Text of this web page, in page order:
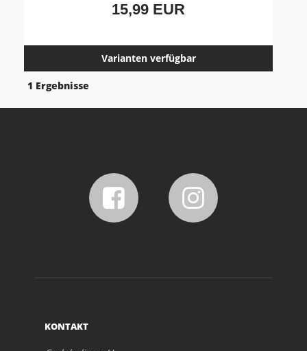
15,99 EUR
Varianten verfügbar
1 Ergebnisse
KONTAKT